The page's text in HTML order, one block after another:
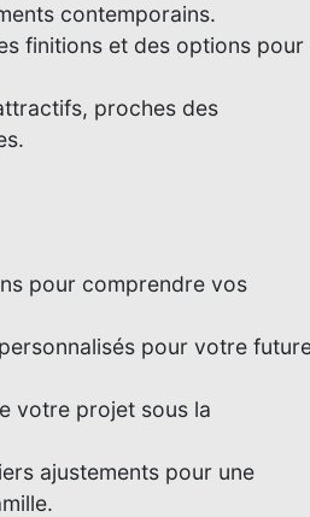
contemporains.
finitions et des options pour
proches des
pour comprendre vos
pour votre
votre projet sous la
ajustements pour une